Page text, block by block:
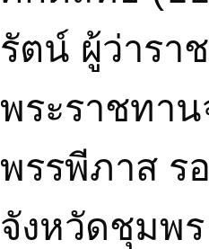
รัตน์ ผู้ว่ารา
พระราชทา
พรรพีภาส ร
จังหวัดชุมพ